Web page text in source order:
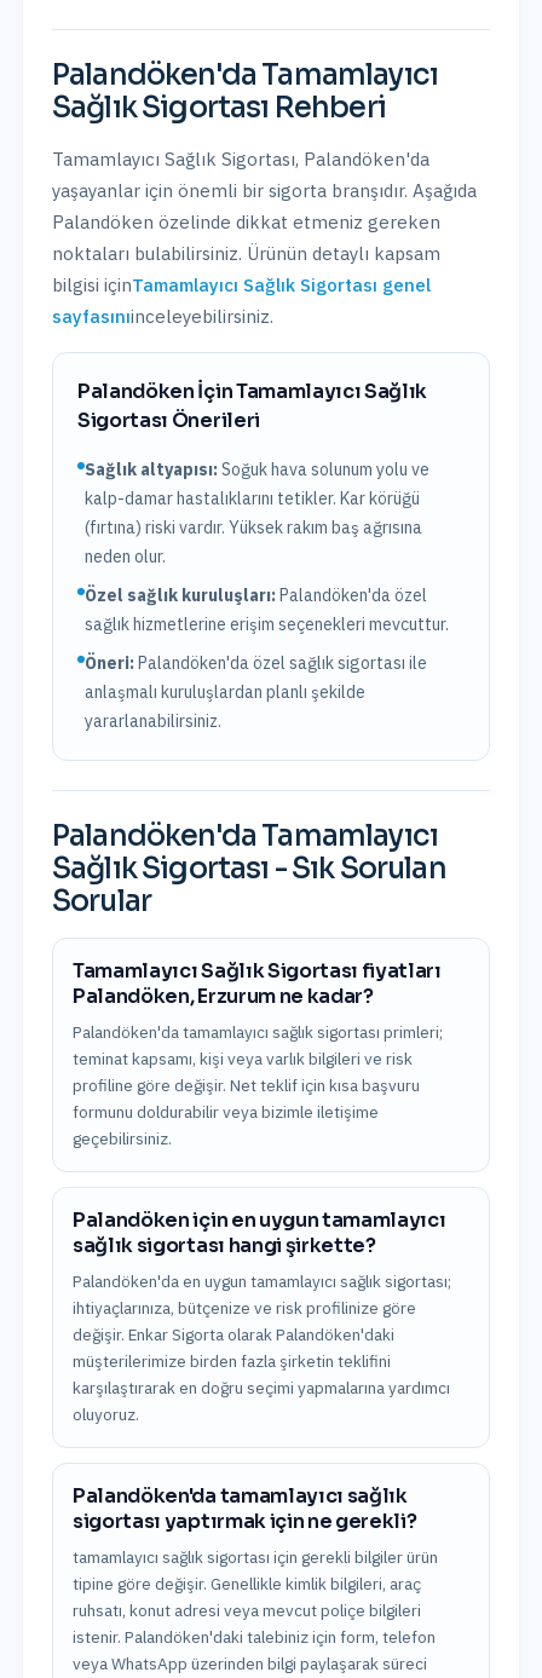
Palandöken'da Tamamlayıcı
Sağlık Sigortası Rehberi
Tamamlayıcı Sağlık Sigortası, Palandöken'da
yaşayanlar için önemli bir sigorta branşıdır. Aşağıda
Palandöken özelinde dikkat etmeniz gereken
noktaları bulabilirsiniz. Ürünün detaylı kapsam
bilgisi içinTamamlayıcı Sağlık Sigortası genel
sayfasınıinceleyebilirsiniz.
PalandökenİçinTamamlayıcı Sağlık
Sigortası Önerileri
Sağlık altyapısı:Soğuk hava solunum yolu ve
kalp-damar hastalıklarını tetikler. Kar körüğü
(fırtına) riski vardır. Yüksek rakım baş ağrısına
neden olur.
Özel sağlık kuruluşları:Palandöken'daözel
sağlık hizmetlerine erişim seçenekleri mevcuttur.
Öneri:Palandöken'da özel sağlık sigortası ile
anlaşmalı kuruluşlardan planlı şekilde
yararlanabilirsiniz.
Palandöken'da Tamamlayıcı
Sağlık Sigortası - Sık Sorulan
Sorular
Tamamlayıcı Sağlık Sigortası fiyatları
Palandöken, Erzurum ne kadar?
Palandöken'da tamamlayıcı sağlık sigortası primleri;
teminat kapsamı, kişi veya varlık bilgileri ve risk
profiline göre değişir. Net teklif için kısa başvuru
formunu doldurabilir veya bizimle iletişime
geçebilirsiniz.
Palandöken için en uygun tamamlayıcı
sağlık sigortası hangi şirkette?
Palandöken'da en uygun tamamlayıcı sağlık sigortası;
ihtiyaçlarınıza, bütçenize ve risk profilinize göre
değişir. Enkar Sigorta olarak Palandöken'daki
müşterilerimize birden fazla şirketin teklifini
karşılaştırarak en doğru seçimi yapmalarına yardımcı
oluyoruz.
Palandöken'da tamamlayıcı sağlık
sigortası yaptırmak için ne gerekli?
tamamlayıcı sağlık sigortası için gerekli bilgiler ürün
tipine göre değişir. Genellikle kimlik bilgileri, araç
ruhsatı, konut adresi veya mevcut poliçe bilgileri
istenir. Palandöken'daki talebiniz için form, telefon
veya WhatsApp üzerinden bilgi paylaşarak süreci